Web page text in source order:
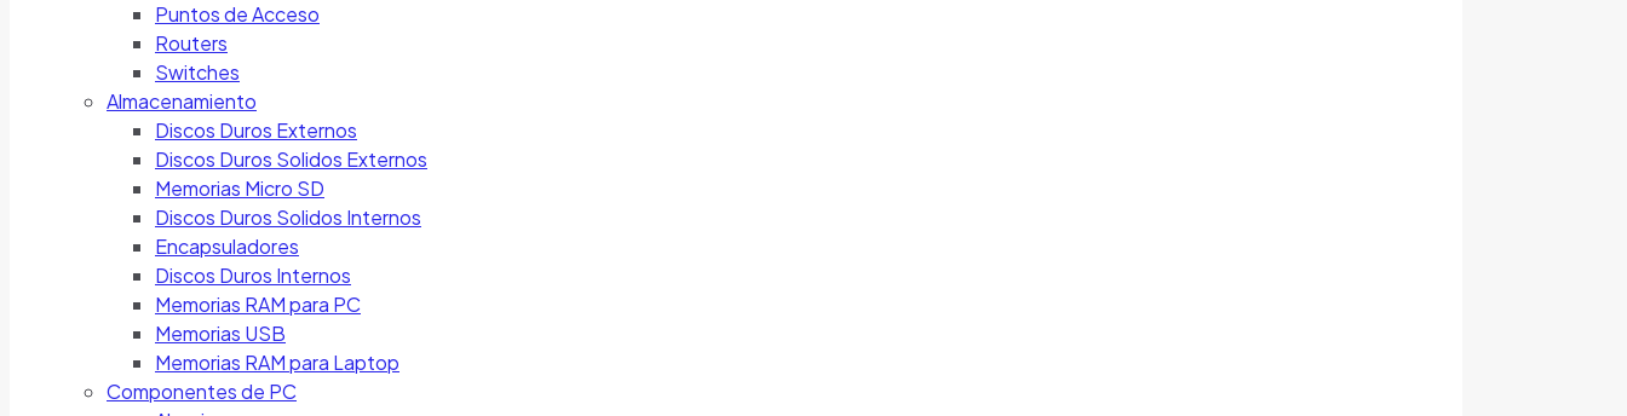
Puntos de Acceso
Routers
Switches
Almacenamiento
Discos Duros Externos
Discos Duros Solidos Externos
Memorias Micro SD
Discos Duros Solidos Internos
Encapsuladores
Discos Duros Internos
Memorias RAM para PC
Memorias USB
Memorias RAM para Laptop
Componentes de PC